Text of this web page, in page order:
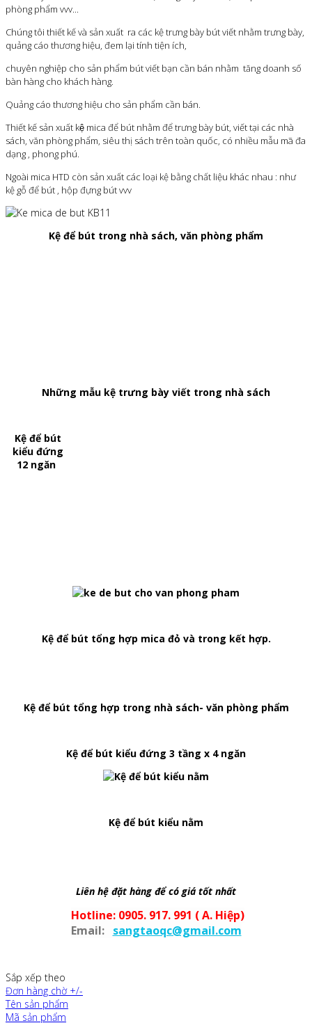
phòng phẩm vvv...
Chúng tôi thiết kế và sản xuất ra các kệ trưng bày bút viết nhằm trưng bày,
quảng cáo thương hiệu, đem lại tính tiện ích,
chuyên nghiệp cho sản phẩm bút viết bạn cần bán nhằm tăng doanh số
bàn hàng cho khách hàng.
Quảng cáo thương hiệu cho sản phẩm cần bán.
Thiết kế sản xuất kệ mica để bút nhằm để trưng bày bút, viết tại các nhà
sách, văn phòng phẩm, siêu thị sách trên toàn quốc, có nhiều mẫu mã đa
dạng , phong phú.
Ngoài mica HTD còn sản xuất các loại kệ bằng chất liệu khác nhau : như
kệ gỗ để bút , hộp đựng bút vvv
Kệ để bút trong nhà sách, văn phòng phẩm
Những mẫu kệ trưng bày viết trong nhà sách
Kệ để bút
kiểu đứng
12 ngăn
Kệ để bút tổng hợp mica đỏ và trong kết hợp.
Kệ để bút tổng hợp trong nhà sách- văn phòng phẩm
Kệ để bút kiểu đứng 3 tầng x 4 ngăn
Kệ để bút kiểu nằm
Liên hệ đặt hàng để có giá tốt nhất
Hotline: 0905. 917. 991 ( A. Hiệp)
Email: sangtaoqc@gmail.com
Sắp xếp theo
Đơn hàng chờ +/-
Tên sản phẩm
Mã sản phẩm